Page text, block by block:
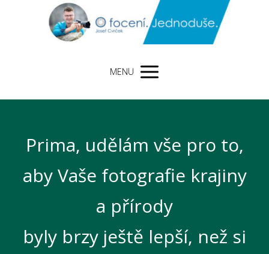
MENU
Prima, udělám vše pro to,
aby Vaše fotografie krajiny
a přírody
byly brzy ještě lepší, než si